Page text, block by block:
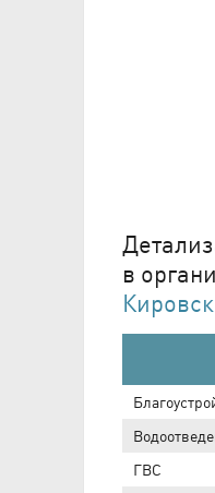
в
ГВС